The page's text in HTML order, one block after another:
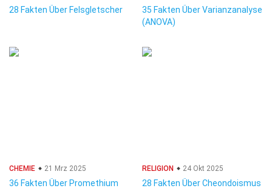
28 Fakten Über Felsgletscher
35 Fakten Über Varianzanalyse
(ANOVA)
CHEMIE 21 Mrz 2025
36 Fakten Über Promethium
RELIGION 24 Okt 2025
28 Fakten Über Cheondoismus